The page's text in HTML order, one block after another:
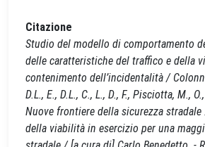
Citazione
Studio del modello di comportamento
delle caratteristiche del traffico e della
contenimento dell’incidentalità /
D.L., E., D.L., C., L., D., F., Pisciotta, M.,
Nuove frontiere della sicurezza stradale
della viabilità in esercizio per una